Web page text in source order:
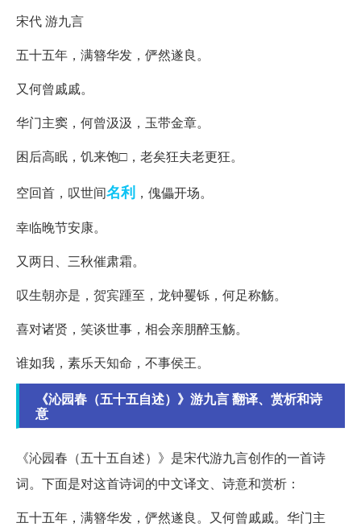
宋代 游九言
五十五年，满簪华发，俨然遂良。
又何曾戚戚。
华门主窦，何曾汲汲，玉带金章。
困后高眠，饥来饱□，老矣狂夫老更狂。
空回首，叹世间名利 ，傀儡开场。
幸临晚节安康。
又两日、三秋催肃霜。
叹生朝亦是，贺宾踵至，龙钟矍铄，何足称觞。
喜对诸贤，笑谈世事，相会亲朋醉玉觞。
谁如我，素乐天知命，不事侯王。
《沁园春（五十五自述）》游九言 翻译、赏析和诗
意
《沁园春（五十五自述）》是宋代游九言创作的一首诗
词。下面是对这首诗词的中文译文、诗意和赏析：
五十五年，满簪华发，俨然遂良。又何曾戚戚。华门主